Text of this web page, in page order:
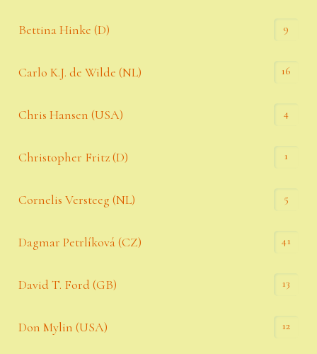
Bettina Hinke (D) 9
Carlo K.J. de Wilde (NL) 16
Chris Hansen (USA) 4
Christopher Fritz (D) 1
Cornelis Versteeg (NL) 5
Dagmar Petrlíková (CZ) 41
David T. Ford (GB) 13
Don Mylin (USA) 12